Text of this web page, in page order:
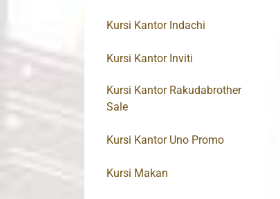
Kursi Kantor Indachi
Kursi Kantor Inviti
Kursi Kantor Rakudabrother
Sale
Kursi Kantor Uno Promo
Kursi Makan